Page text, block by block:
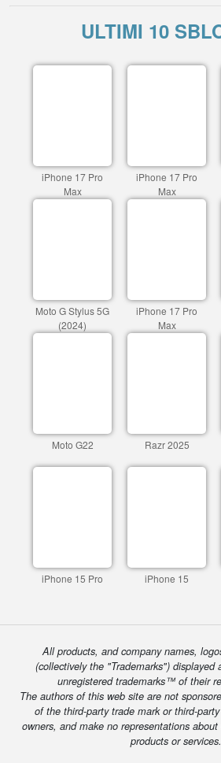
ULTIMI 10
iPhone 17 Pro
Max
iPhone 17 Pro
Max
Moto G Stylus 5G
(2024)
iPhone 17 Pro
Max
Moto G22 Razr 2025
iPhone 15 Pro iPhone 15
All products, and company names,
(collectively the "Trademarks") displayed
unregistered trademarks™ of their
The authors of this web site are not
of the third-party trade mark or third-
owners, and make no representations
products or services.